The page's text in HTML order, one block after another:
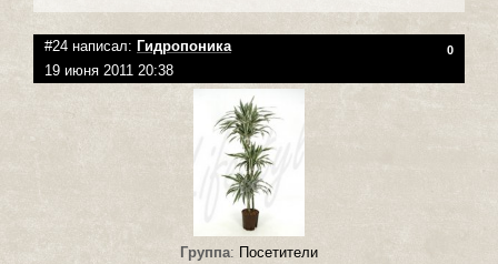
#24 написал: Гидропоника 0
19 июня 2011 20:38
Группа: Посетители